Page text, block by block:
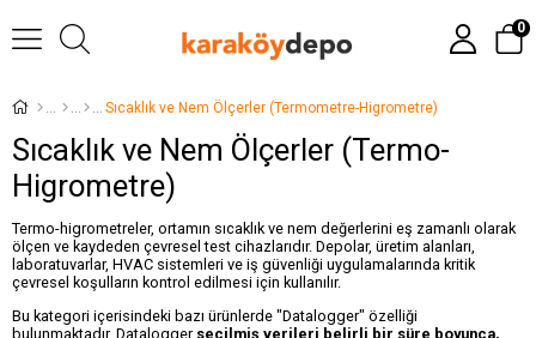
0
Sıcaklık ve Nem Ölçerler (Termometre-Higrometre)
Sıcaklık ve Nem Ölçerler (Termo-
Higrometre)
Termo-higrometreler, ortamın sıcaklık ve nem değerlerini eş zamanlı olarak
ölçen ve kaydeden çevresel test cihazlarıdır. Depolar, üretim alanları,
laboratuvarlar, HVAC sistemleri ve iş güvenliği uygulamalarında kritik
çevresel koşulların kontrol edilmesi için kullanılır.
Bu kategori içerisindeki bazı ürünlerde "Datalogger" özelliği
bulunmaktadır. Datalogger seçilmiş verileri belirli bir süre boyunca,